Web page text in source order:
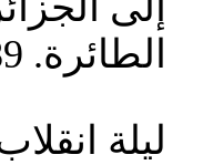
الطائرة. 289-290
ليلة انقلاب 19 جوان